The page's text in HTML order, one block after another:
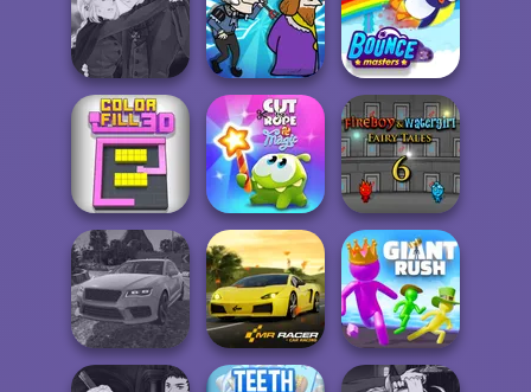
Fireboy and
Watergirl 5
Elemen...
Sniper Shooter 2 Jacksmith
Manga Creator
Vampire Hunter
P...
Murder Bouncemasters
Color Fill 3D
Cut The Rope
Magic
Fireboy and
Watergirl 6:
Fairy...